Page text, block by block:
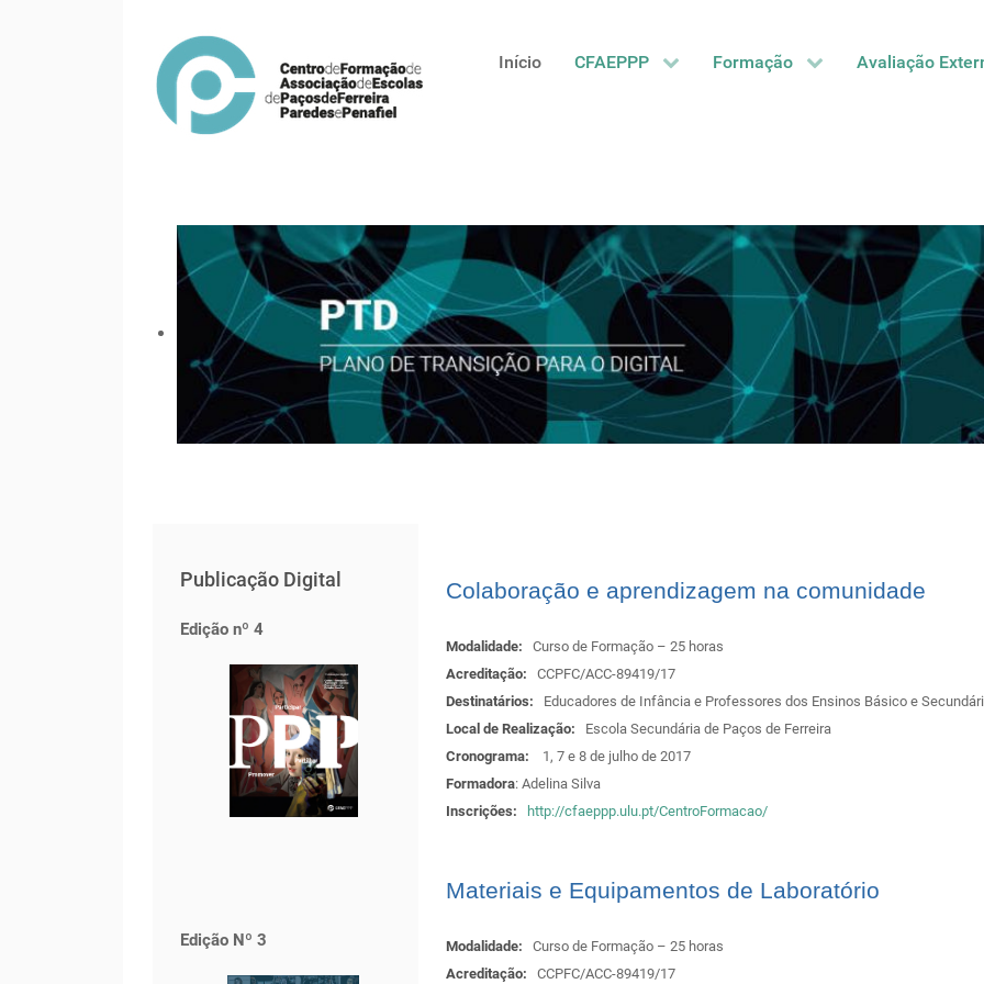
Início CFAEPPP Formação Avaliação
Publicação Digital
Edição nº 4
Edição Nº 3
Colaboração e aprendizagem na comunidade
Modalidade: Curso de Formação – 25 horas
Acreditação:
CCPFC/ACC-89419/17
Destinatários: Educadores de Infância e Professores dos Ensinos Básico e
Local de Realização:
Escola Secundária de Paços de Ferreira
Cronograma:
1, 7 e 8 de julho de 2017
Formadora: Adelina Silva
Inscrições:
http://cfaeppp.ulu.pt/CentroFormacao/
Materiais e Equipamentos de Laboratório
Modalidade: Curso de Formação – 25 horas
Acreditação:
CCPFC/ACC-89419/17